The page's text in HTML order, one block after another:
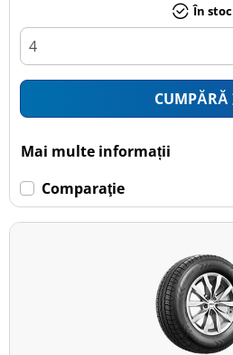
În stoc
CUMPĂRĂ
Mai multe informații
Comparaţie